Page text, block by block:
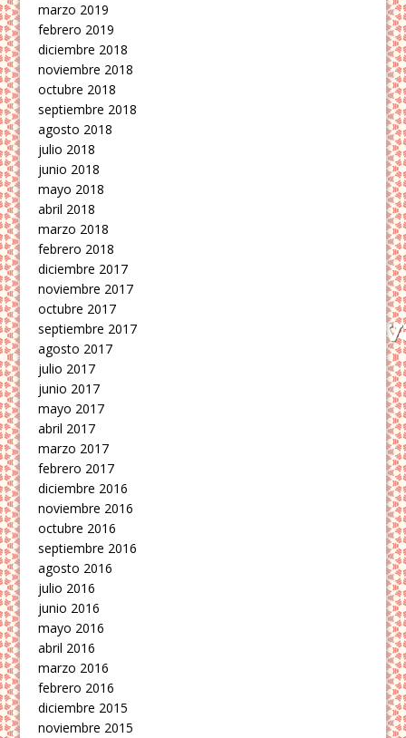
marzo 2019
febrero 2019
diciembre 2018
noviembre 2018
octubre 2018
septiembre 2018
agosto 2018
julio 2018
junio 2018
mayo 2018
abril 2018
marzo 2018
febrero 2018
diciembre 2017
noviembre 2017
octubre 2017
septiembre 2017
agosto 2017
julio 2017
junio 2017
mayo 2017
abril 2017
marzo 2017
febrero 2017
diciembre 2016
noviembre 2016
octubre 2016
septiembre 2016
agosto 2016
julio 2016
junio 2016
mayo 2016
abril 2016
marzo 2016
febrero 2016
diciembre 2015
noviembre 2015